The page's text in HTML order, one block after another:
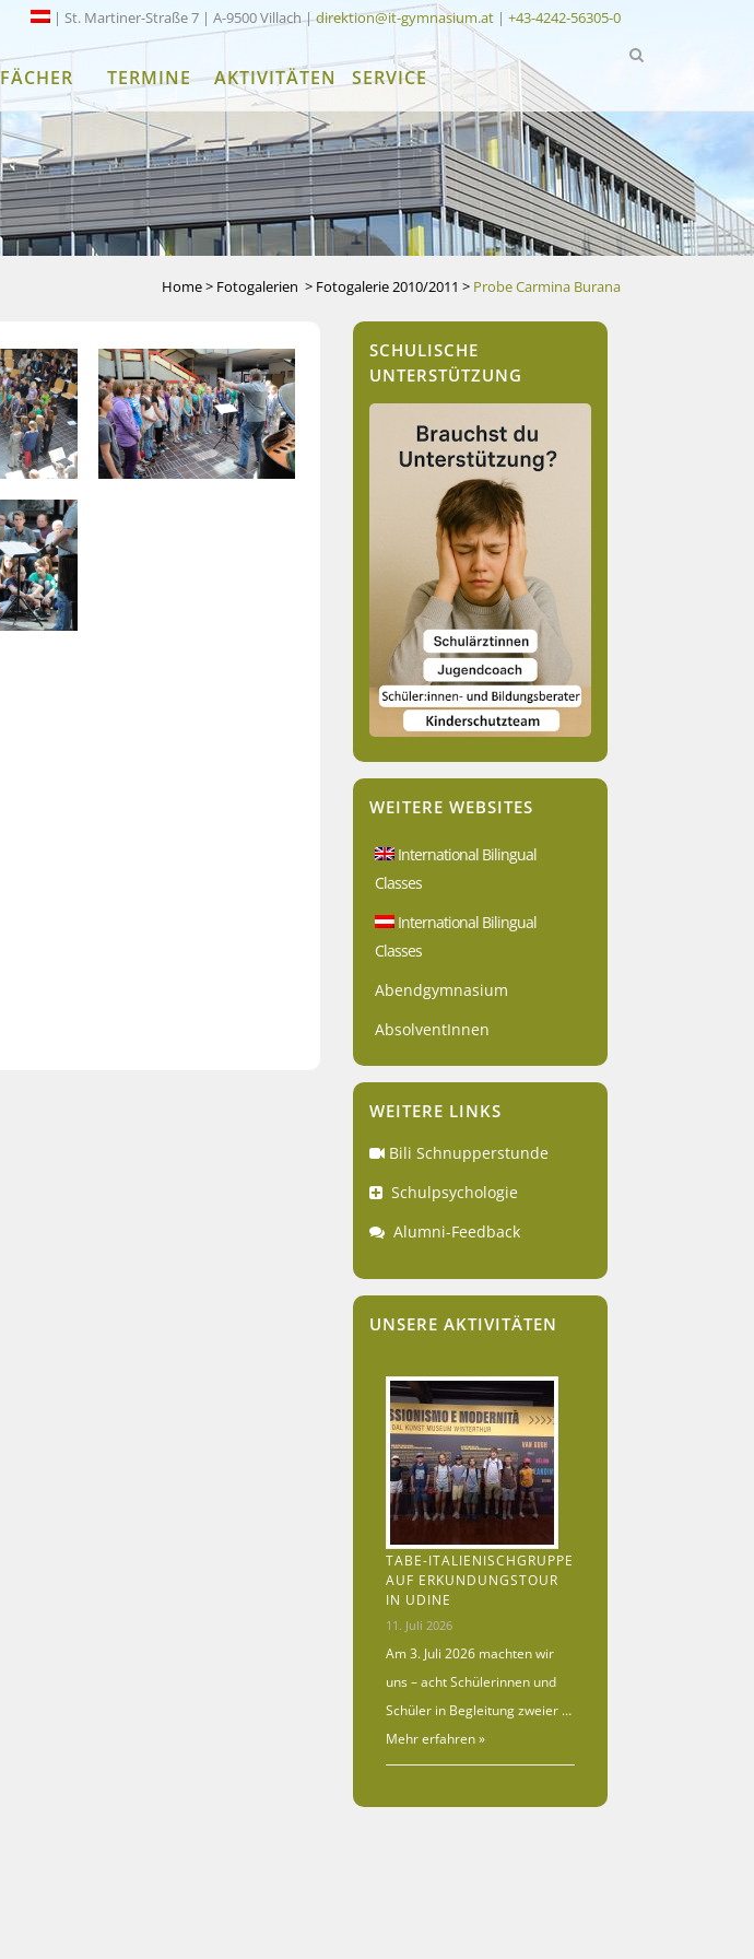
| St. Martiner-Straße 7 | A-9500 Villach |direktion@it-gymnasium.at | +43-4242-56305-0
FÄCHER TERMINE AKTIVITÄTEN SERVICE
Home> Fotogalerien > Fotogalerie 2010/2011 > Probe Carmina Burana
SCHULISCHE
UNTERSTÜTZUNG
WEITERE WEBSITES
International Bilingual
Classes
International Bilingual
Classes
Abendgymnasium
AbsolventInnen
WEITERE LINKS
Bili Schnupperstunde
Schulpsychologie
Alumni-Feedback
UNSERE AKTIVITÄTEN
TABE-ITALIENISCHGRUPPE
AUF ERKUNDUNGSTOUR
IN UDINE
11. Juli 2026
Am 3. Juli 2026 machten wir
uns – acht Schülerinnen und
Schüler in Begleitung zweier …
Mehr erfahren »